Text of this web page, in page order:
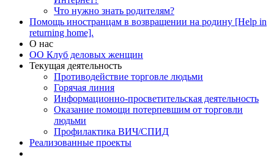
Что нужно знать родителям?
Помощь иностранцам в возвращении на родину [Help in
returning home].
О нас
ОО Клуб деловых женщин
Текущая деятельность
Противодействие торговле людьми
Горячая линия
Информационно-просветительская деятельность
Оказание помощи потерпевшим от торговли
людьми
Профилактика ВИЧ/СПИД
Реализованные проекты